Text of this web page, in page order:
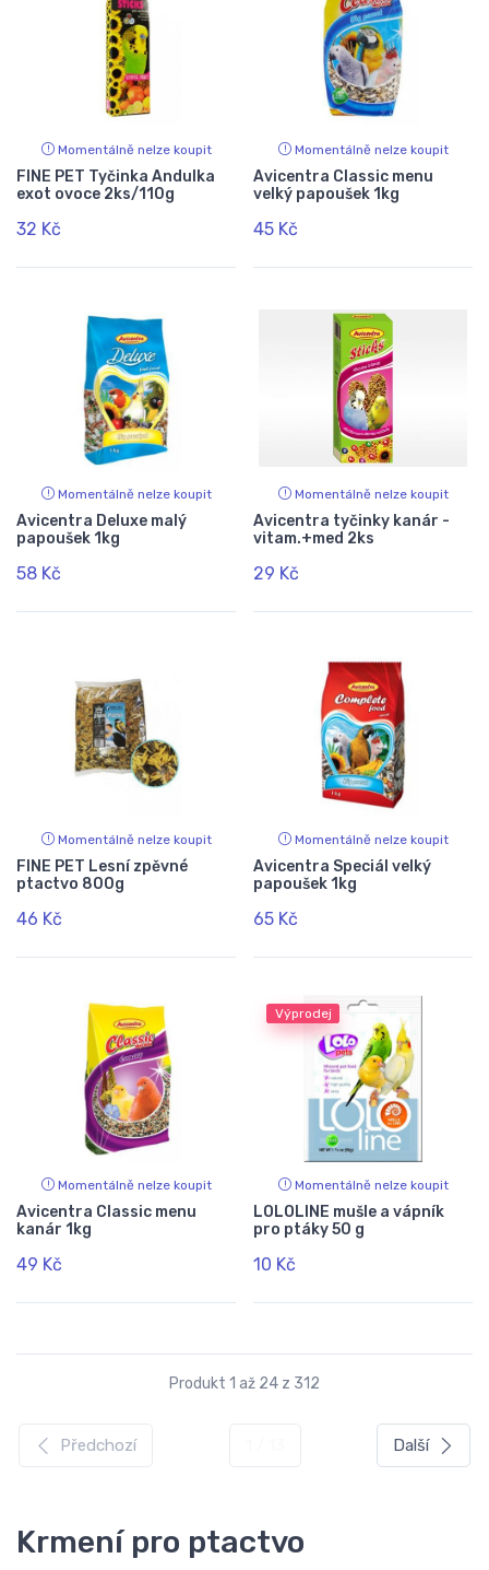
Momentálně nelze koupit
FINE PET Tyčinka Andulka
exot ovoce 2ks/110g
32 Kč
Momentálně nelze koupit
Avicentra Classic menu
velký papoušek 1kg
45 Kč
Momentálně nelze koupit
Avicentra Deluxe malý
papoušek 1kg
58 Kč
Momentálně nelze koupit
Avicentra tyčinky kanár -
vitam.+med 2ks
29 Kč
Momentálně nelze koupit
FINE PET Lesní zpěvné
ptactvo 800g
46 Kč
Momentálně nelze koupit
Avicentra Speciál velký
papoušek 1kg
65 Kč
Momentálně nelze koupit
Avicentra Classic menu
kanár 1kg
49 Kč
Výprodej
Momentálně nelze koupit
LOLOLINE mušle a vápník
pro ptáky 50 g
10 Kč
Produkt 1 až 24 z 312
Předchozí Další
Krmení pro ptactvo